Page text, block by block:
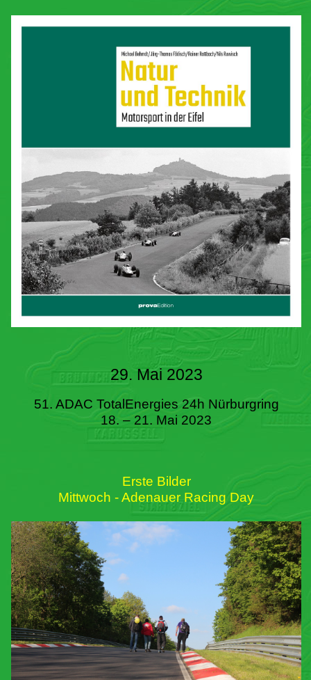
29. Mai 2023
51. ADAC TotalEnergies 24h Nürburgring
18. – 21. Mai 2023
Erste Bilder
Mittwoch - Adenauer Racing Day